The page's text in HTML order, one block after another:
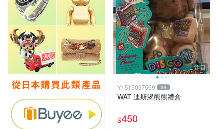
注目
Y1515097569 39
WAT 迪斯渴熊熊禮盒
$450